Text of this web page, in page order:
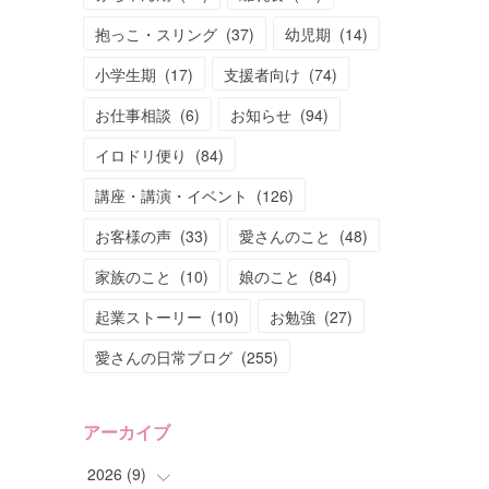
抱っこ・スリング (37) 幼児期 (14)
小学生期 (17) 支援者向け (74)
お仕事相談 (6) お知らせ (94)
イロドリ便り (84)
講座・講演・イベント (126)
お客様の声 (33) 愛さんのこと (48)
家族のこと (10) 娘のこと (84)
起業ストーリー (10) お勉強 (27)
愛さんの日常ブログ (255)
アーカイブ
2026 (9)